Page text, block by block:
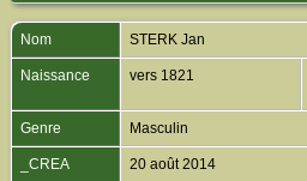
Nom STERK Jan
Naissance vers 1821
Genre Masculin
_CREA 20 août 2014